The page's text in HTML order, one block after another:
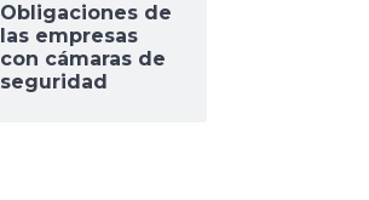
Obligaciones de
las empresas
con cámaras de
seguridad